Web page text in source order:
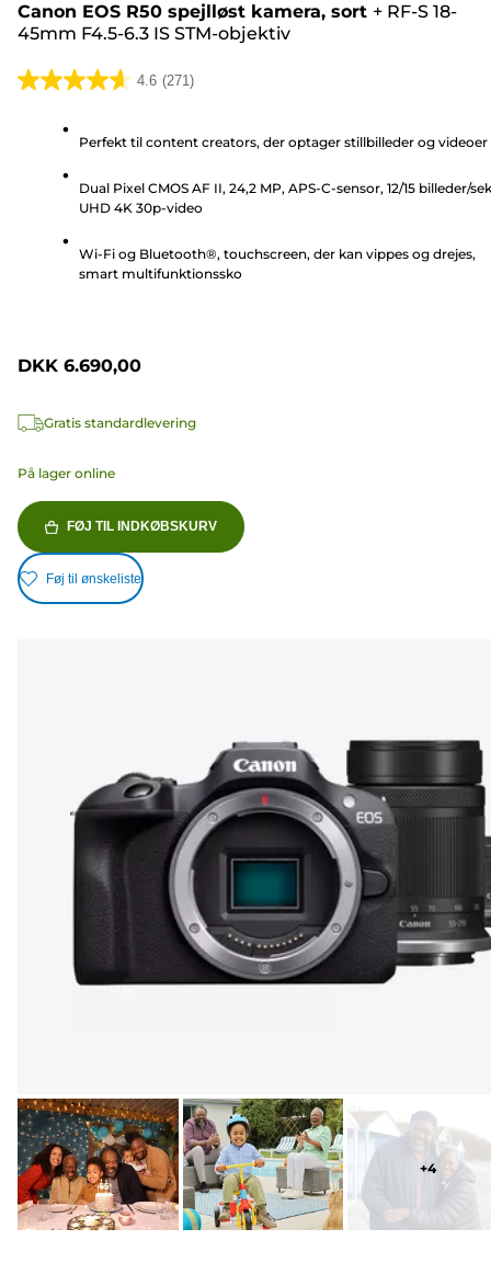
Canon EOS R50 spejlløst kamera, sort + RF-S 18-
45mm F4.5-6.3 IS STM-objektiv
4.6 (271)
4.6
stjerner.
anmeldelser
Perfekt til content creators, der optager stillbilleder og videoer
Dual Pixel CMOS AF II, 24,2 MP, APS-C-sensor, 12/15 billeder/
UHD 4K 30p-video
Wi-Fi og Bluetooth®, touchscreen, der kan vippes og drejes,
smart multifunktionssko
DKK 6.690,00
Gratis standardlevering
På lager online
FØJ TIL INDKØBSKURV
Føj til ønskeliste
+4